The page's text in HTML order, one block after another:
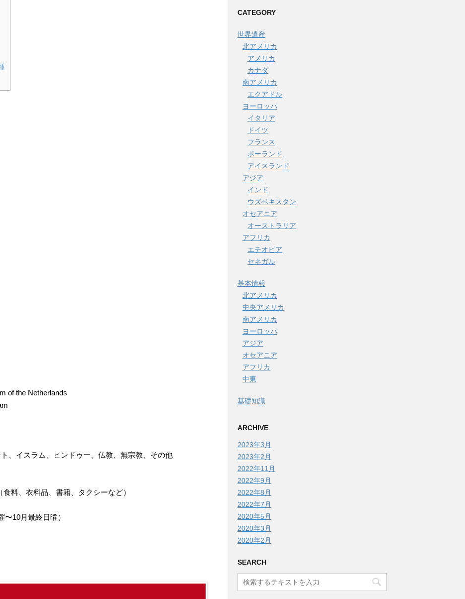
of the Netherlands
、イスラム、ヒンドゥー、仏教、無宗教、その他
料、衣料品、書籍、タクシーなど）
10月最終日曜）
CATEGORY
世界遺産
北アメリカ
アメリカ
カナダ
南アメリカ
エクアドル
ヨーロッパ
イタリア
ドイツ
フランス
ポーランド
アイスランド
アジア
インド
ウズベキスタン
オセアニア
オーストラリア
アフリカ
エチオピア
セネガル
基本情報
北アメリカ
中央アメリカ
南アメリカ
ヨーロッパ
アジア
オセアニア
アフリカ
中東
基礎知識
ARCHIVE
2023年3月
2023年2月
2022年11月
2022年9月
2022年8月
2022年7月
2020年5月
2020年3月
2020年2月
SEARCH